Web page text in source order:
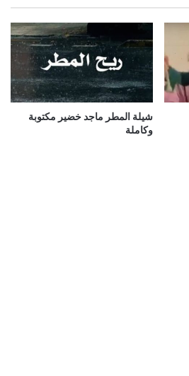
شيلة المطر ماجد خضير مكتوبة
وكاملة